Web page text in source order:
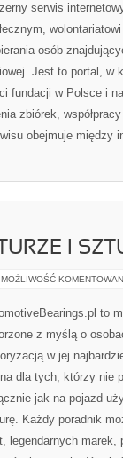
serwis
osób
Jest to portal, w
fundacji w Polsce i
zbiórek,
obejmuje między
I
MOŻLIWOŚĆ
to
z myślą o
w jej
dla tych, którzy nie
jak na pojazd
Każdy poradnik
legendarnych marek,